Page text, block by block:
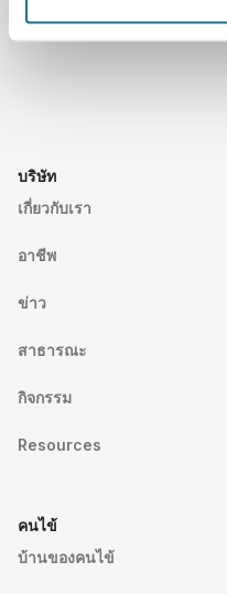
บริษัท
เกี่ยวกับเรา
อาชีพ
ข่าว
สาธารณะ
กิจกรรม
Resources
คนไข้
บ้านของคนไข้